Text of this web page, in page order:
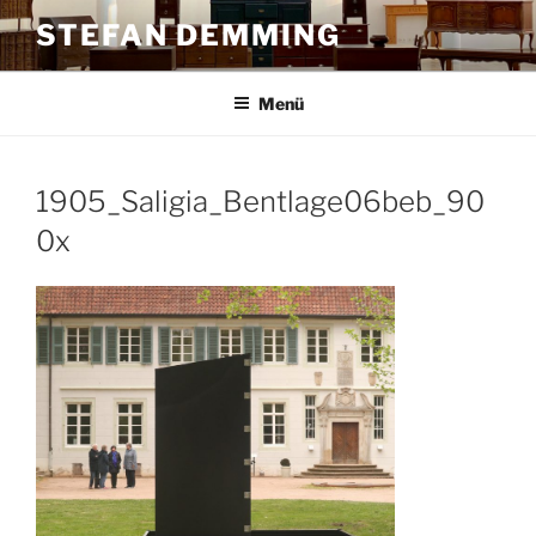
Zum
Inhalt
springen
STEFAN DEMMING
Menü
1905_Saligia_Bentlage06beb_90
0x